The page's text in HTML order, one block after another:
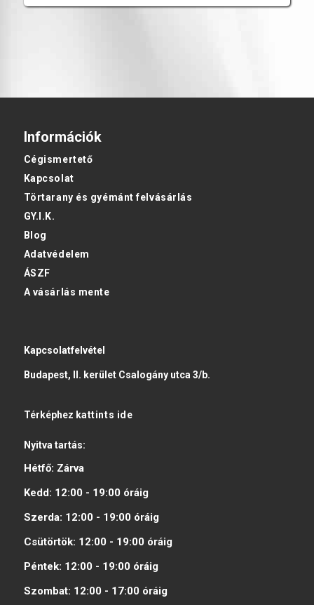
Információk
Cégismertető
Kapcsolat
Törtarany és gyémánt felvásárlás
GY.I.K.
Blog
Adatvédelem
ÁSZF
A vásárlás mente
Kapcsolatfelvétel
Budapest, II. kerület Csalogány utca 3/b.
Térképhez kattints ide
Nyitva tartás:
Hétfő: Zárva
Kedd: 12:00 - 19:00 óráig
Szerda: 12:00 - 19:00 óráig
Csütörtök: 12:00 - 19:00 óráig
Péntek: 12:00 - 19:00 óráig
Szombat: 12:00 - 17:00 óráig